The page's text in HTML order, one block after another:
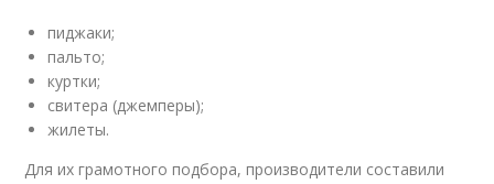
пиджаки;
пальто;
куртки;
свитера (джемперы);
жилеты.
Для их грамотного подбора, производители составили